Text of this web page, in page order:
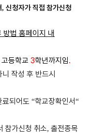
, 신청자가 직접 참가신청
방법 홈페이지 내
등학교 3학년까지임.
작성 후 반드시
되어도 “학교장확인서“
참가신청 취소,출전종목